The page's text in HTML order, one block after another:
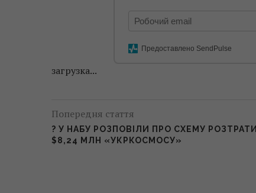
Предоставлено SendPulse
загрузка...
Попередня стаття
? У НАБУ РОЗПОВІЛИ ПРО СХЕМУ РОЗТРАТИ
$8,24 МЛН «УКРКОСМОСУ»